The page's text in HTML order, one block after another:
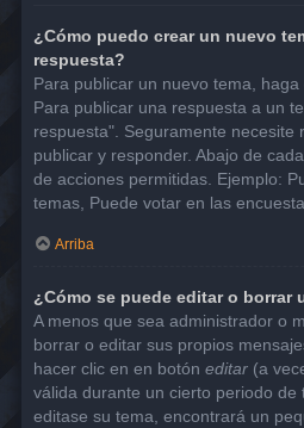
¿Cómo puedo crear un nuevo
respuesta?
Para publicar un nuevo tema, haga
Para publicar una respuesta a un
respuesta". Seguramente necesite
publicar y responder. Abajo de
de acciones permitidas. Ejemplo:
temas, Puede votar en las
Arriba
¿Cómo se puede editar o borrar
A menos que sea administrador o
borrar o editar sus propios
hacer clic en en botón editar (a
válida durante un cierto periodo de
editase su tema, encontrará un